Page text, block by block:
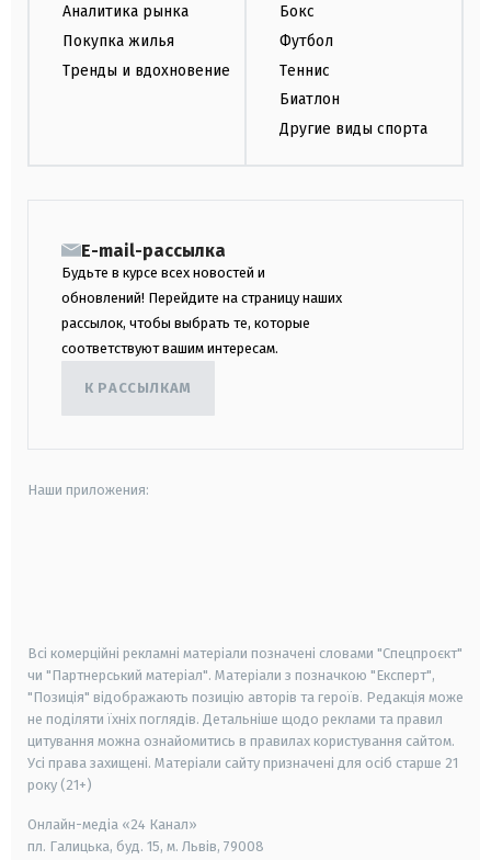
Аналитика рынка
Покупка жилья
Тренды и вдохновение
Бокс
Футбол
Теннис
Биатлон
Другие виды спорта
E-mail-рассылка
Будьте в курсе всех новостей и
обновлений! Перейдите на страницу наших
рассылок, чтобы выбрать те, которые
соответствуют вашим интересам.
К РАССЫЛКАМ
Наши приложения:
Всі комерційні рекламні матеріали позначені словами "Спецпроєкт"
чи "Партнерський матеріал". Матеріали з позначкою "Експерт",
"Позиція" відображають позицію авторів та героїв. Редакція може
не поділяти їхніх поглядів. Детальніше щодо реклами та правил
цитування можна ознайомитись в правилах користування сайтом.
Усі права захищені. Матеріали сайту призначені для осіб старше 21
року (21+)
Онлайн-медіа «24 Канал»
пл. Галицька, буд. 15, м. Львів, 79008